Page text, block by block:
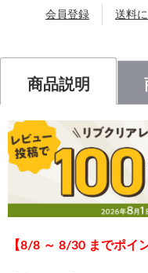
会員登録 送料
商品説明
【8/8 ～ 8/30 までポイ